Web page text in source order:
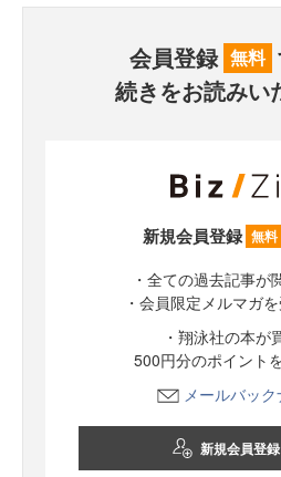
会員登録 無料
続きをお読みい
新規会員登録 無料
・全ての過去記事が
・会員限定メルマガ
・翔泳社の本が
500円分のポイント
メールバッ
新規会員登録